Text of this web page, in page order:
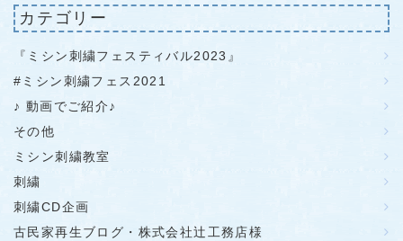
カテゴリー
『ミシン刺繍フェスティバル2023』
#ミシン刺繍フェス2021
♪ 動画でご紹介♪
その他
ミシン刺繍教室
刺繍
刺繍CD企画
古民家再生ブログ・株式会社辻工務店様